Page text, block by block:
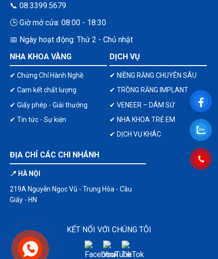
📞 08.3399.5679
🕒 Giờ mở cửa: 08:00 - 18:30
📅 Ngày hoạt động: Thứ 2 - Chủ nhật
NHA KHOA VÀNG
✔ Chứng Chỉ Hành Nghề
✔ Cam kết chất lượng
✔ Giấy phép - Giải thưởng
✔ Tin tức - Sự kiện
DỊCH VỤ
✔ NIỀNG RĂNG CHUYÊN SÂU
✔ TRỒNG RĂNG IMPLANT
✔ VENEER – DÁM SỨ
✔ NHA KHOA TRẺ EM
✔ DỊCH VỤ KHÁC
ĐỊA CHỈ CÁC CHI NHÁNH
📍 HÀ NỘI
219A Nguyễn Ngọc Vũ - Trung Hòa - Cầu
Giấy - HN
KẾT NỐI VỚI CHÚNG TÔI